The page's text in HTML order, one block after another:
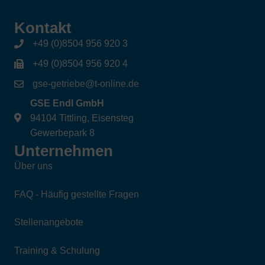
Kontakt
+49 (0)8504 956 920 3
+49 (0)8504 956 920 4
gse-getriebe@t-online.de
GSE Endl GmbH
94104 Tittling, Eisensteg
Gewerbepark 8
Unternehmen
Über uns
FAQ - Häufig gestellte Fragen
Stellenangebote
Training & Schulung